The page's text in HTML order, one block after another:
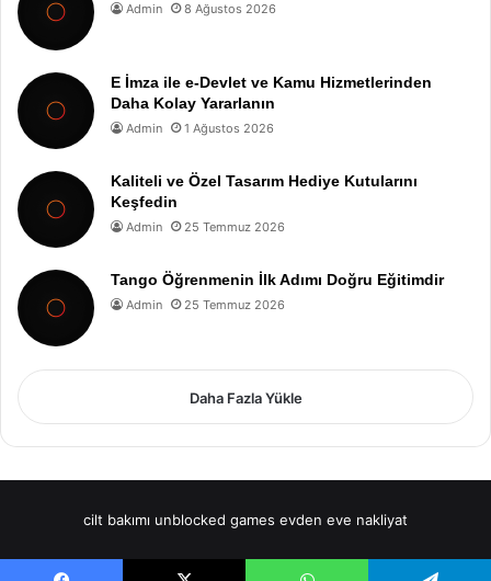
Admin 8 Ağustos 2026
E İmza ile e-Devlet ve Kamu Hizmetlerinden
Daha Kolay Yararlanın
Admin 1 Ağustos 2026
Kaliteli ve Özel Tasarım Hediye Kutularını
Keşfedin
Admin 25 Temmuz 2026
Tango Öğrenmenin İlk Adımı Doğru Eğitimdir
Admin 25 Temmuz 2026
Daha Fazla Yükle
cilt bakımı unblocked games evden eve nakliyat